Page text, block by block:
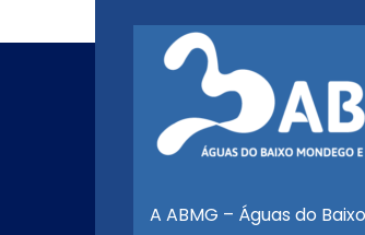
A ABMG – Águas do